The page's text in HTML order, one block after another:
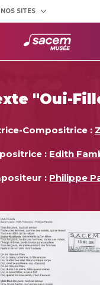
SITES
"Oui-
Compositrice :
: Edith
: Philippe